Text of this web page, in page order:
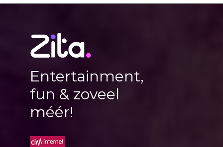
Entertainment,
fun & zoveel
méér!